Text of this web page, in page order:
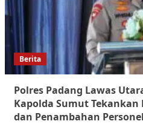
Berita
Polres Padang Lawas
Kapolda Sumut
dan Penambahan Personel